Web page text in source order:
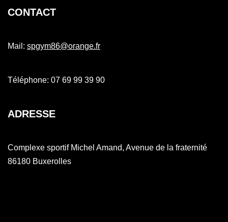
CONTACT
Mail: spgym86@orange.fr
Téléphone: 07 69 99 39 90
ADRESSE
Complexe sportif Michel Amand, Avenue de la fraternité
86180 Buxerolles